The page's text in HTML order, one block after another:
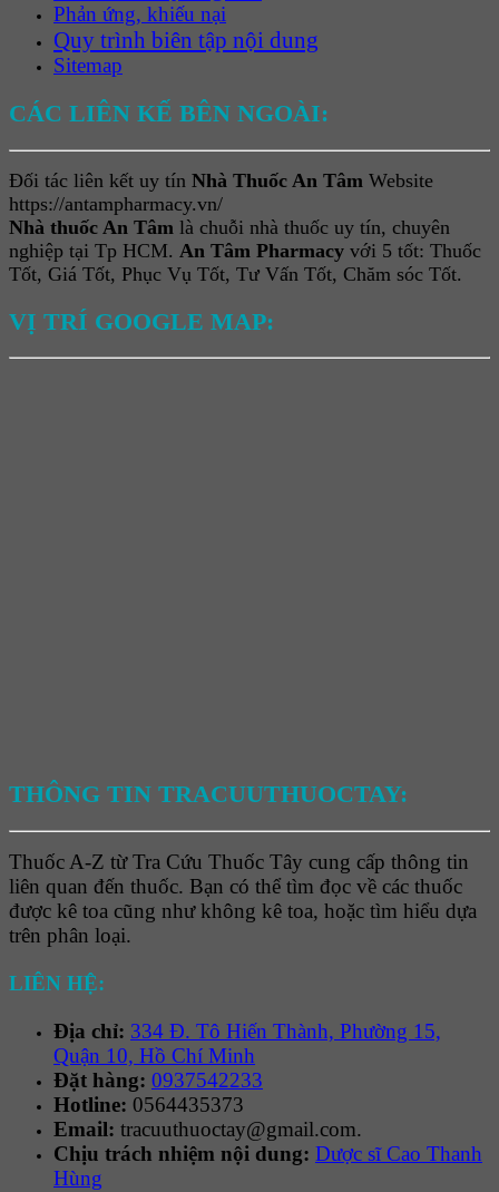
Phản ứng, khiếu nại
Quy trình biên tập nội dung
Sitemap
CÁC LIÊN KẾ BÊN NGOÀI:
Đối tác liên kết uy tín Nhà Thuốc An Tâm Website
https://antampharmacy.vn/
Nhà thuốc An Tâm là chuỗi nhà thuốc uy tín, chuyên
nghiệp tại Tp HCM. An Tâm Pharmacy với 5 tốt: Thuốc
Tốt, Giá Tốt, Phục Vụ Tốt, Tư Vấn Tốt, Chăm sóc Tốt.
VỊ TRÍ GOOGLE MAP:
THÔNG TIN TRACUUTHUOCTAY:
Thuốc A-Z từ Tra Cứu Thuốc Tây cung cấp thông tin
liên quan đến thuốc. Bạn có thể tìm đọc về các thuốc
được kê toa cũng như không kê toa, hoặc tìm hiểu dựa
trên phân loại.
LIÊN HỆ:
Địa chỉ: 334 Đ. Tô Hiến Thành, Phường 15,
Quận 10, Hồ Chí Minh
Đặt hàng: 0937542233
Hotline: 0564435373
Email: tracuuthuoctay@gmail.com.
Chịu trách nhiệm nội dung: Dược sĩ Cao Thanh
Hùng